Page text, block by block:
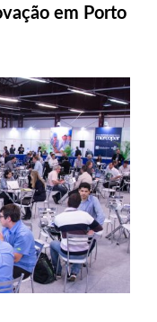
em Porto